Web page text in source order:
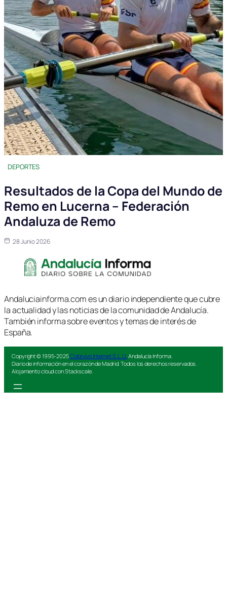
DEPORTES
Resultados de la Copa del Mundo de
Remo en Lucerna – Federación
Andaluza de Remo
28 Junio 2026
Andaluciainforma.com es un diario independiente que cubre
la actualidad y las noticias de la comunidad de Andalucía.
También informa sobre eventos y temas de interés de
España.
Copyright © 1995-2025Colorvivo Internet S.L.U. Andalucía Informa.
Diario de información en el corazón de Madrid. Todos los derechos reservados.
Alojamiento cloud con Stackscale.